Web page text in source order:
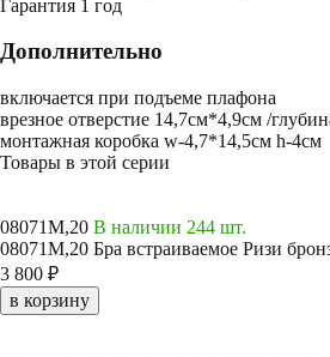
Гарантия 1 год
Дополнительно
включается при подъеме плафона
врезное отверстие 14,7см*4,9см /
монтажная коробка w-4,7*14,5см h-4см
Товары в этой серии
08071M,20 В наличии 244 шт.
08071M,20 Бра встраиваемое Ризи
3 800 ₽
в корзину